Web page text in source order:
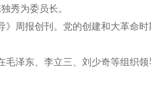
秀为委员长。
报创刊。党的创建和大革命时
东、李立三、刘少奇等组织领